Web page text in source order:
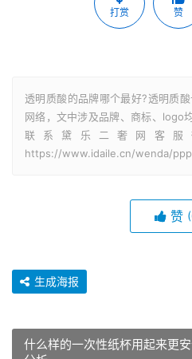
打赏 赞
透明质酸的品牌哪个最好?透明质
网络，文中涉及品牌、商标、logo
联系黛乐二奢网客服
https://www.idaile.cn/wenda/
赞
生成海报
什么样的一次性纸杯用起来更